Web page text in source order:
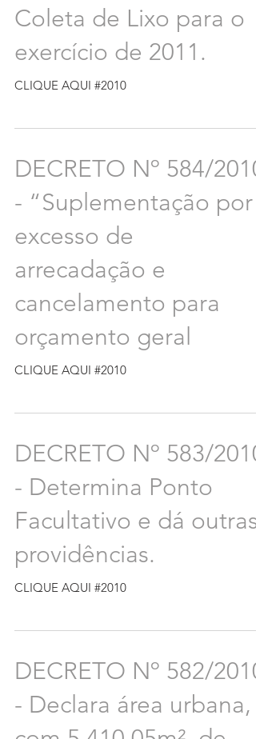
Coleta de Lixo para o
exercício de 2011.
CLIQUE AQUI #2010
DECRETO Nº 584/2010
- “Suplementação por
excesso de
arrecadação e
cancelamento para
orçamento geral
CLIQUE AQUI #2010
DECRETO Nº 583/2010
- Determina Ponto
Facultativo e dá outras
providências.
CLIQUE AQUI #2010
DECRETO Nº 582/2010
- Declara área urbana,